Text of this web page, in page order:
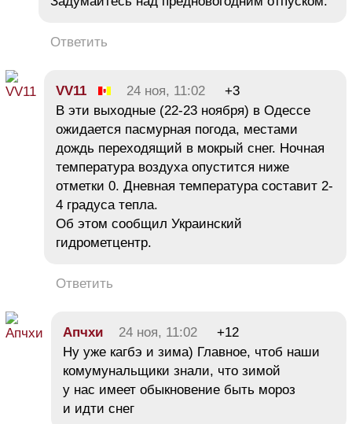
Ответить
VV11 24 ноя, 11:02
+3
В эти выходные (22-23 ноября) в Одессе
ожидается пасмурная погода, местами
дождь переходящий в мокрый снег. Ночная
температура воздуха опустится ниже
отметки 0. Дневная температура составит 2-
4 градуса тепла.
Об этом сообщил Украинский
гидрометцентр.
Ответить
Апчхи 24 ноя, 11:02
+12
Ну уже кагбэ и зима) Главное, чтоб наши
комумунальщики знали, что зимой
у нас имеет обыкновение быть мороз
и идти снег